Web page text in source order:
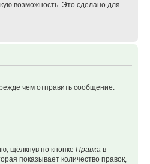
возможность. Это сделано для
чем отправить сообщение.
щёлкнув по кнопке Правка в
показывает количество правок,